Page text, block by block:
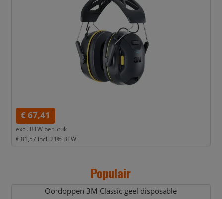
€ 67,41
excl. BTW per Stuk
€ 81,57 incl. 21% BTW
Populair
Oordoppen 3M Classic geel disposable